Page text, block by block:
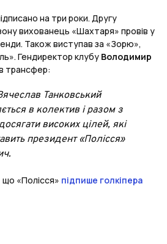
на три роки. Другу
вихованець «Шахтаря» провів у
Також виступав за «Зорю»,
Гендиректор клубу Володимир
трансфер:
Танковський
в колектив і разом з
високих цілей, які
президент «Полісся»
«Полісся» підпише голкіпера